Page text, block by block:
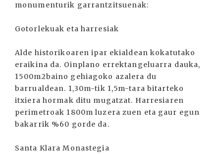
monumenturik garrantzitsuenak:
Gotorlekuak eta harresiak
Alde historikoaren ipar ekialdean kokatutako
eraikina da. Oinplano errektangeluarra dauka,
1500m2baino gehiagoko azalera du
barrualdean. 1,30m-tik 1,5m-tara bitarteko
itxiera hormak ditu mugatzat. Harresiaren
perimetroak 1800m luzera zuen eta gaur egun
bakarrik %60 gorde da.
Santa Klara Monastegia